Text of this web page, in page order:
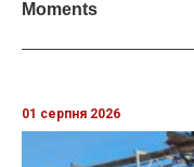
01 серпня 2026